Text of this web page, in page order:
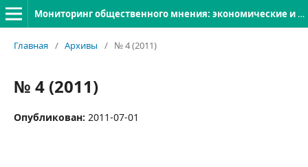
Мониторинг общественного мнения: экономические и социальные перемены
Главная / Архивы / № 4 (2011)
№ 4 (2011)
Опубликован: 2011-07-01